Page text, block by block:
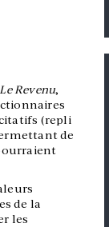
Le Revenu,
(repli
de
de la
les